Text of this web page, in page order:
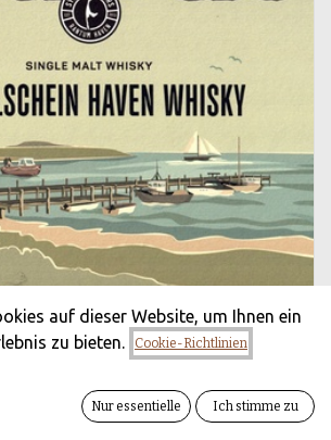
Whisky Anteilschein 2023/2027
auf dieser Website, um Ihnen ein
zu bieten.
Cookie-Richtlinien
Nur essentielle Ich stimme zu